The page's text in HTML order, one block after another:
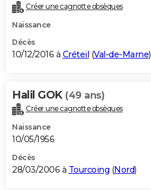
Créer une cagnotte obsèques
Naissance
Décès
10/12/2016 à Créteil (Val-de-Marne)
Halil GOK (49 ans)
Créer une cagnotte obsèques
Naissance
10/05/1956
Décès
28/03/2006 à Tourcoing (Nord)